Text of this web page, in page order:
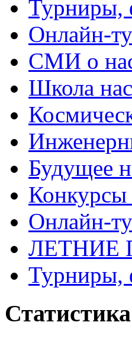
Турниры,
Онлайн-
СМИ о
Школа
Будущее
Конкурсы
Онлайн-
ЛЕТНИЕ
Турниры,
Статистика